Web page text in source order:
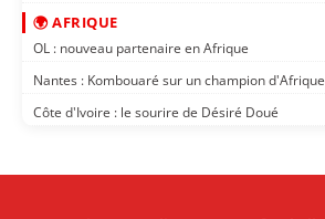
🌍 AFRIQUE
OL : nouveau partenaire en Afrique
Nantes : Kombouaré sur un champion d'Afrique
Côte d'Ivoire : le sourire de Désiré Doué